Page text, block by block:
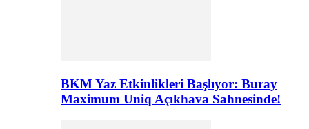
BKM Yaz Etkinlikleri Başlıyor: Buray
Maximum Uniq Açıkhava Sahnesinde!